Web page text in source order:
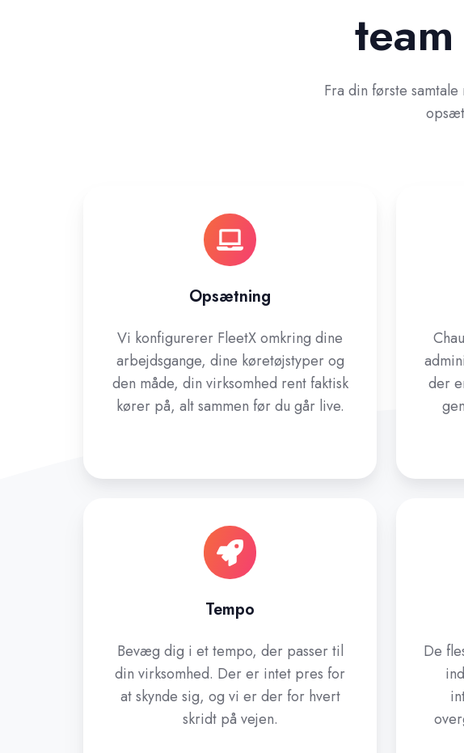
Fra din første
Opsætning
Vi konfigurerer FleetX omkring dine
arbejdsgange, dine køretøjstyper og
den måde, din virksomhed rent faktisk
kører på, alt sammen før du går live.
der
Tempo
Bevæg dig i et tempo, der passer til
din virksomhed. Der er intet pres for
at skynde sig, og vi er der for hvert
skridt på vejen.
De